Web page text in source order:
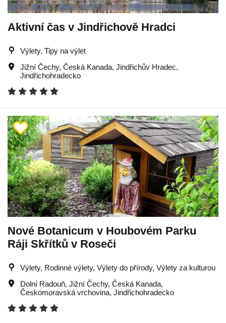
Aktivní čas v Jindřichově Hradci
Výlety, Tipy na výlet
Jižní Čechy, Česká Kanada, Jindřichův Hradec,
Jindřichohradecko
Nové Botanicum v Houbovém Parku
Ráji Skřítků v Roseči
Výlety, Rodinné výlety, Výlety do přírody, Výlety za kulturou
Dolní Radouň, Jižní Čechy, Česká Kanada,
Českomoravská vrchovina, Jindřichohradecko